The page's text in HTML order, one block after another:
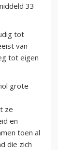
33
tot
van
tot eigen
grote
ze
en
toen al
die zich